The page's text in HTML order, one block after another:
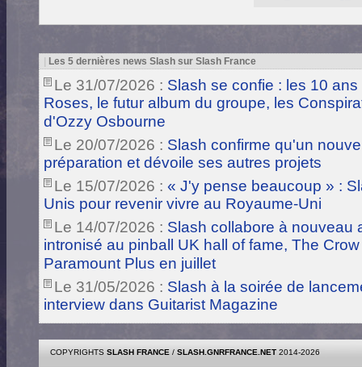
Les 5 dernières news Slash sur Slash France
Le 31/07/2026 : Slash se confie : les 10
Roses, le futur album du groupe, les
d'Ozzy Osbourne
Le 20/07/2026 : Slash confirme qu'un
préparation et dévoile ses autres projets
Le 15/07/2026 : « J'y pense beaucoup » :
Unis pour revenir vivre au Royaume-Uni
Le 14/07/2026 : Slash collabore à nouveau
intronisé au pinball UK hall of fame, The
Paramount Plus en juillet
Le 31/05/2026 : Slash à la soirée de
interview dans Guitarist Magazine
COPYRIGHTS SLASH FRANCE / SLASH.GNRFRANCE.NET 2014-2026